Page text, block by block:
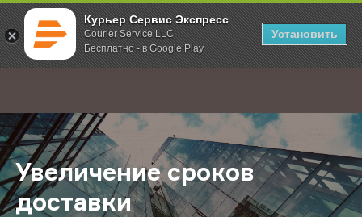
Курьер Сервис Экспресс
Courier Service LLC
Бесплатно - в Google Play
Установить
; Главная О компании Новости Увеличение сроков доставки
Увеличение сроков
доставки